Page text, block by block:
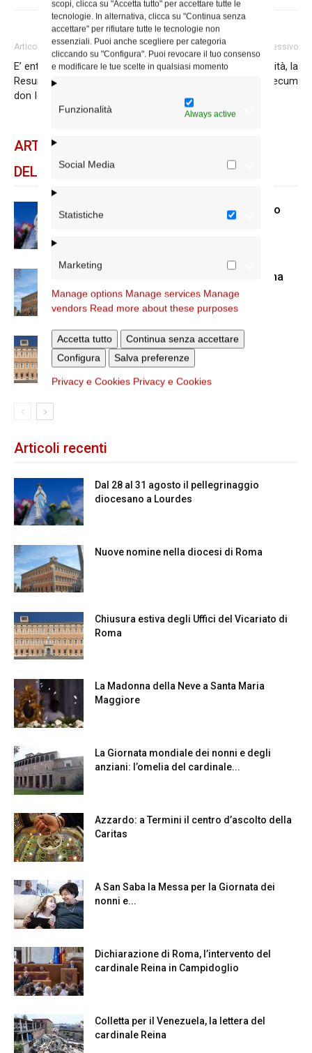
scopi, clicca su "Accetta tutto" per accettare tutte le
tecnologie. In alternativa, clicca su "Continua senza
accettare" per rifiutare tutte le tecnologie non
essenziali. Puoi anche scegliere per categoria
cliccando su "Configura". Puoi revocare il tuo consenso
e modificare le tue scelte in qualsiasi momento
Funzionalità Always active
Social Media
Statistiche
Marketing
Manage options Manage services Manage
vendors Read more about these purposes
Accetta tutto
Continua senza accettare
Configura
Salva preferenze
Privacy e Cookies Privacy e Cookies
Articolo precedente
E’ entrato nella luce della
Resurrezione Giorgio, padre di
don Iodice
Articolo successivo
Catechesi e disabilità, la
presentazione del vademecum
ARTICOLI CORRELATI
DELLO STESSO AUTORE
Dal 28 al 31 agosto il pellegrinaggio
Nuove nomine nella diocesi di Roma
Chiusura estiva degli Uffici del
Vicariato di Roma
Articoli recenti
Dal 28 al 31 agosto il pellegrinaggio
diocesano a Lourdes
Nuove nomine nella diocesi di Roma
Chiusura estiva degli Uffici del Vicariato di
Roma
La Madonna della Neve a Santa Maria
Maggiore
La Giornata mondiale dei nonni e degli
anziani: l’omelia del cardinale...
Azzardo: a Termini il centro d’ascolto della
Caritas
A San Saba la Messa per la Giornata dei
nonni e...
Dichiarazione di Roma, l’intervento del
cardinale Reina in Campidoglio
Colletta per il Venezuela, la lettera del
cardinale Reina